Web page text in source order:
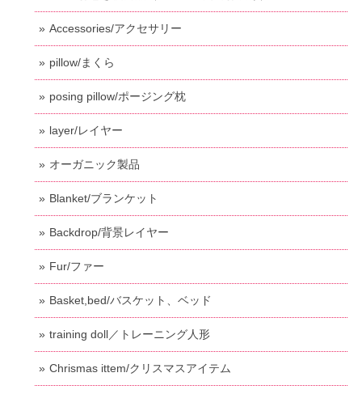
Accessories/アクセサリー
pillow/まくら
posing pillow/ポージング枕
layer/レイヤー
オーガニック製品
Blanket/ブランケット
Backdrop/背景レイヤー
Fur/ファー
Basket,bed/バスケット、ベッド
training doll／トレーニング人形
Chrismas ittem/クリスマスアイテム